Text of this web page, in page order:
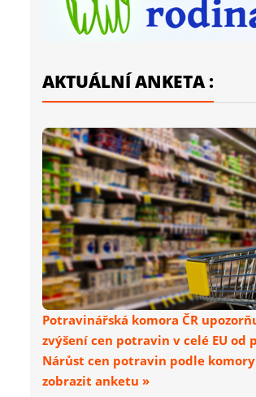
AKTUÁLNÍ ANKETA :
Potravinářská komora ČR
zvýšení cen potravin v celé EU od
Nárůst cen potravin podle komory
zobrazit anketu »